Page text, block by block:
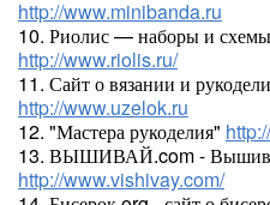
http://www.minibanda.ru
10. Риолис — наборы и
http://www.riolis.ru/
11. Сайт о вязании и
http://www.uzelok.ru
12. "Мастера рукоделия"
13. ВЫШИВАЙ.com -
http://www.vishivay.com/